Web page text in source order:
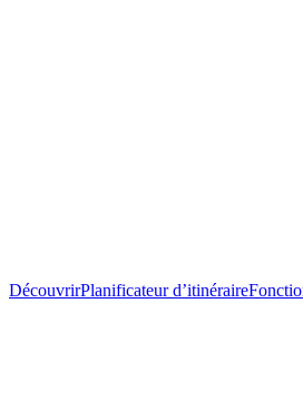
DécouvrirPlanificateur d’itinéraire